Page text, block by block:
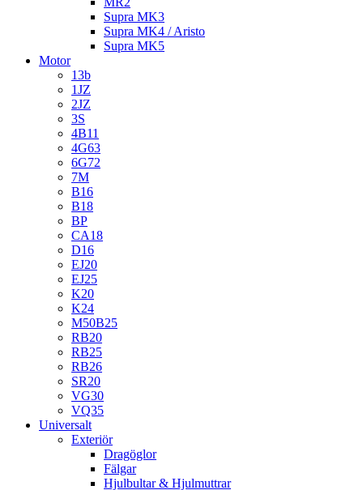
Supra MK3
Supra MK4 / Aristo
Supra MK5
Motor
13b
1JZ
2JZ
3S
4B11
4G63
6G72
7M
B16
B18
BP
CA18
D16
EJ20
EJ25
K20
K24
M50B25
RB20
RB25
RB26
SR20
VG30
VQ35
Universalt
Exteriör
Dragöglor
Fälgar
Hjulbultar & Hjulmuttrar